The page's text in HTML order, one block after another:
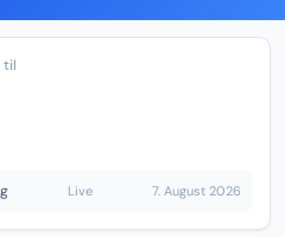
til
Live 7. August 2026